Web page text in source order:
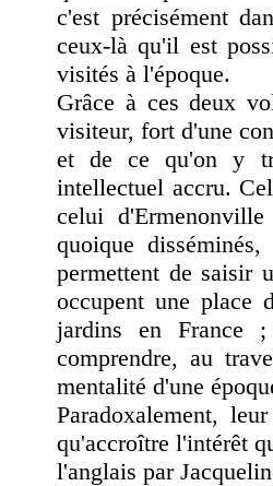
c'est précisément
ceux-là qu'il est
visités à l'époque.
Grâce à ces deux
visiteur, fort d'une
et de ce qu'on y
intellectuel accru.
celui
quoique
permettent de saisir
occupent une place
jardins en France
comprendre, au
mentalité d'une
Paradoxalement,
qu'accroître l'intérêt
l'anglais par